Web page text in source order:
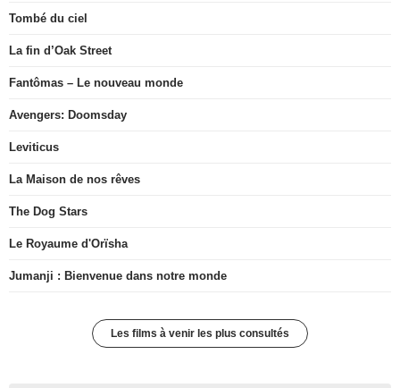
Tombé du ciel
La fin d’Oak Street
Fantômas – Le nouveau monde
Avengers: Doomsday
Leviticus
La Maison de nos rêves
The Dog Stars
Le Royaume d'Orïsha
Jumanji : Bienvenue dans notre monde
Les films à venir les plus consultés